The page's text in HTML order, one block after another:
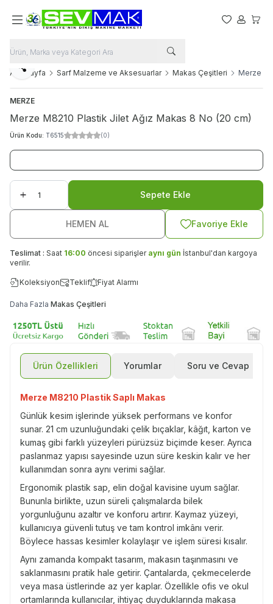
Favorilerim
Hesabım
Ana Sayfa Sarf Malzeme ve Aksesuarlar Makas Çeşitleri Merze
Paylaş
MERZE
Merze M8210 Plastik Jilet Ağız Makas 8 No (20 cm)
Ürün Kodu: T6515 (0)
Sepete Ekle
HEMEN AL Favoriye Ekle
Teslimat : Saat 16:00 öncesi siparişler aynı gün İstanbul'dan kargoya
verilir.
Koleksiyon Teklif Fiyat Alarmı
Daha Fazla Makas Çeşitleri
Ürün Özellikleri Yorumlar Soru ve Cevap
Merze M8210 Plastik Saplı Makas
Günlük kesim işlerinde yüksek performans ve konfor
sunar. 21 cm uzunluğundaki çelik bıçaklar, kâğıt, karton ve
kumaş gibi farklı yüzeyleri pürüzsüz biçimde keser. Ayrıca
paslanmaz yapısı sayesinde uzun süre keskin kalır ve her
kullanımdan sonra aynı verimi sağlar.
Ergonomik plastik sap, elin doğal kavisine uyum sağlar.
Bununla birlikte, uzun süreli çalışmalarda bilek
yorgunluğunu azaltır ve konforu artırır. Kaymaz yüzeyi,
kullanıcıya güvenli tutuş ve tam kontrol imkânı verir.
Böylece hassas kesimler kolaylaşır ve işlem süresi kısalır.
Aynı zamanda kompakt tasarım, makasın taşınmasını ve
saklanmasını pratik hale getirir. Çantalarda, çekmecelerde
veya masa üstlerinde az yer kaplar. Özellikle ofis ve okul
ortamlarında kullanıcılar, ihtiyaç duyduklarında makasa